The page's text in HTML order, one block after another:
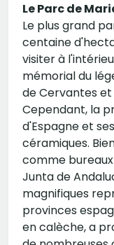
Le Parc de
Le plus grand
centaine
visiter à
mémorial du
de Cervantes et
Cependant, la
d'Espagne et
céramiques.
comme
Junta de
magnifiques
provinces
en calèche, a